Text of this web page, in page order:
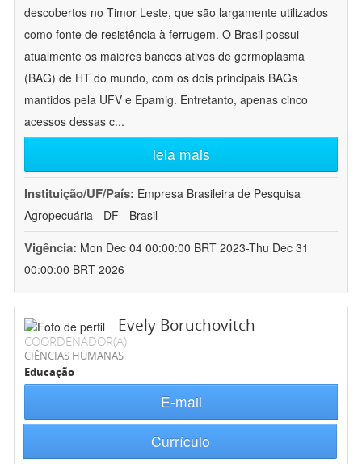
descobertos no Timor Leste, que são largamente utilizados
como fonte de resistência à ferrugem. O Brasil possui
atualmente os maiores bancos ativos de germoplasma
(BAG) de HT do mundo, com os dois principais BAGs
mantidos pela UFV e Epamig. Entretanto, apenas cinco
acessos dessas c...
leia mais
Instituição/UF/País: Empresa Brasileira de Pesquisa
Agropecuária - DF - Brasil
Vigência: Mon Dec 04 00:00:00 BRT 2023-Thu Dec 31
00:00:00 BRT 2026
Evely Boruchovitch
COORDENADOR(A)
CIÊNCIAS HUMANAS
Educação
E-mail
Currículo